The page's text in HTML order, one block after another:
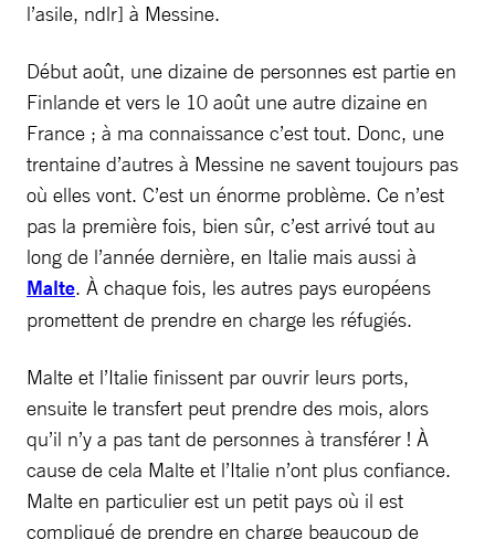
l’asile, ndlr] à Messine.
Début août, une dizaine de personnes est partie en
Finlande et vers le 10 août une autre dizaine en
France ; à ma connaissance c’est tout. Donc, une
trentaine d’autres à Messine ne savent toujours pas
où elles vont. C’est un énorme problème. Ce n’est
pas la première fois, bien sûr, c’est arrivé tout au
long de l’année dernière, en Italie mais aussi à
Malte. À chaque fois, les autres pays européens
promettent de prendre en charge les réfugiés.
Malte et l’Italie finissent par ouvrir leurs ports,
ensuite le transfert peut prendre des mois, alors
qu’il n’y a pas tant de personnes à transférer ! À
cause de cela Malte et l’Italie n’ont plus confiance.
Malte en particulier est un petit pays où il est
compliqué de prendre en charge beaucoup de